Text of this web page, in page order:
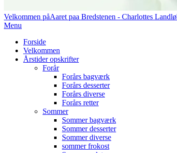
Velkommen påAaret paa Bredstenen - Charlottes
Primary
Menu
Menu
Forside
Velkommen
Årstider opskrifter
Forår
Forårs bagværk
Forårs desserter
Forårs diverse
Forårs retter
Sommer
Sommer bagværk
Sommer desserter
Sommer diverse
sommer frokost